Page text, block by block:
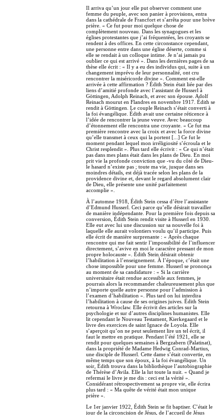
Il arriva qu’un jour elle put observer comment une
femme du peuple, avec son panier à provisions, entra
dans la cathédrale de Francfort et s’arrêta pour une brève
prière. « Ce fut pour moi quelque chose de
complètement nouveau. Dans les synagogues et les
églises protestantes que j’ai fréquentées, les croyants se
rendent à des offices. En cette circonstance cependant,
une personne entre dans une église déserte, comme si
elle se rendait à un colloque intime. Je n’ai jamais pu
oublier ce qui est arrivé ». Dans les dernières pages de sa
thèse elle écrit : « Il y a eu des individus qui, suite à un
changement imprévu de leur personnalité, ont cru
rencontrer la miséricorde divine ». Comment est-elle
arrivée à cette affirmation ? Édith Stein était liée par des
liens d’amitié profonde avec l’assistant de Husserl à
Göttingen, Adolph Reinach, et avec son épouse. Adolf
Reinach mourut en Flandres en novembre 1917. Édith se
rendit à Göttingen. Le couple Reinach s’était converti à
la foi évangélique. Édith avait une certaine réticence à
l’idée de rencontrer la jeune veuve. Avec beaucoup
d’étonnement elle rencontra une croyante. « Ce fut ma
première rencontre avec la croix et avec la force divine
qu’elle transmet à ceux qui la portent [...] Ce fut le
moment pendant lequel mon irréligiosité s’écroula et le
Christ resplendit ». Plus tard elle écrivit : « Ce qui n’était
pas dans mes plans était dans les plans de Dieu. En moi
prit vie la profonde conviction que -vu du côté de Dieu-
le hasard n’existe pas ; toute ma vie, jusque dans ses
moindres détails, est déjà tracée selon les plans de la
providence divine et, devant le regard absolument clair
de Dieu, elle présente une unité parfaitement
accomplie ».
À l’automne 1918, Édith Stein cessa d’être l’assistante
d’Edmund Husserl. Ceci parce qu’elle désirait travailler
de manière indépendante. Pour la première fois depuis sa
conversion, Édith Stein rendit visite à Husserl en 1930.
Elle eut avec lui une discussion sur sa nouvelle foi à
laquelle elle aurait volontiers voulu qu’il participe. Puis
elle écrit de manière surprenante : « Après chaque
rencontre qui me fait sentir l’impossibilité de l’influencer
directement, s’avive en moi le caractère pressant de mon
propre holocauste ». Édith Stein désirait obtenir
l’habilitation à l’enseignement. À l’époque, c’était une
chose impossible pour une femme. Husserl se prononça
au moment de sa candidature : « Si la carrière
universitaire était rendue accessible aux femmes, je
pourrais alors la recommander chaleureusement plus que
n’importe quelle autre personne pour l’admission à
l’examen d’habilitation ». Plus tard on lui interdira
l’habilitation à cause de ses origines juives. Édith Stein
retourna à Wroclaw. Elle écrivit des articles sur la
psychologie et sur d’autres disciplines humanistes. Elle
lit cependant le Nouveau Testament, Kierkegaard et le
livre des exercices de saint Ignace de Loyola. Elle
s’aperçoit qu’on ne peut seulement lire un tel écrit, il
faut le mettre en pratique. Pendant l’été 1921, elle se
rendit pour quelques semaines à Bergzabern (Palatinat),
dans la propriété de Madame Hedwig Conrad-Martius,
une disciple de Husserl. Cette dame s’était convertie, en
même temps que son époux, à la foi évangélique. Un
soir, Édith trouva dans la bibliothèque l’autobiographie
de Thérèse d’Avila. Elle la lut toute la nuit. « Quand je
refermai le livre je me dis : ceci est la vérité ».
Considérant rétrospectivement sa propre vie, elle écrira
plus tard : « Ma quête de vérité était mon unique
prière ».
Le 1er janvier 1922, Édith Stein se fit baptiser. C’était le
jour de la circoncision de Jésus, de l’accueil de Jésus